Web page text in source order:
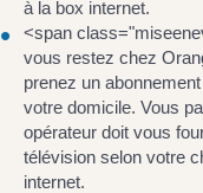
à la box internet.
<span
vous restez chez
prenez un
votre domicile. Vous
opérateur doit vous
télévision selon votre
internet.